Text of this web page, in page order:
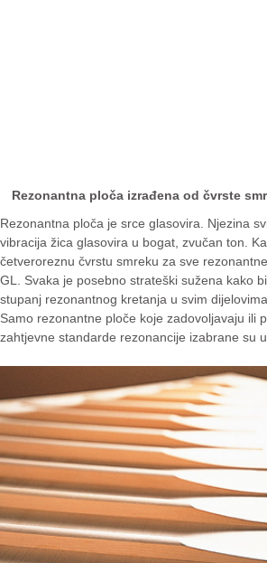
Rezonantna ploča izrađena od čvrste
Rezonantna ploča je srce glasovira. Njezina
vibracija žica glasovira u bogat, zvučan ton.
četveroreznu čvrstu smreku za sve
GL. Svaka je posebno strateški sužena kako
stupanj rezonantnog kretanja u svim
Samo rezonantne ploče koje zadovoljavaju ili
zahtjevne standarde rezonancije izabrane su